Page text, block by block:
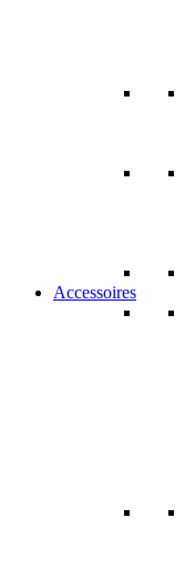
Accessoires